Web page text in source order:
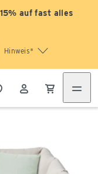
auf fast alles
Hinweis*